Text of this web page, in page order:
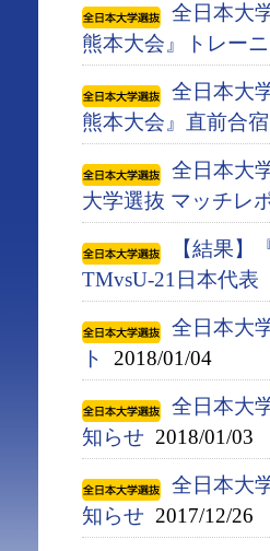
全日本大
熊本大会』トレー
全日本大
熊本大会』直前合
全日本大
大学選抜 マッチレ
【結果
TMvsU-21日本代表
全日本大
ト
2018/01/04
全日本大
知らせ 2018/01/03
全日本大
知らせ 2017/12/26